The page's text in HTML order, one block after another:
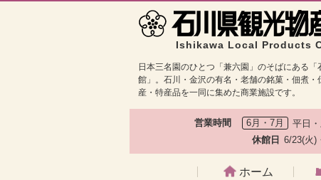
Ishikawa Local Products
日本三名園のひとつ「兼六園」のそばにある「
館」。石川・金沢の有名・老舗の銘菓・佃煮・
産・特産品を一同に集めた商業施設です。
営業時間 6月・7月 平日
休館日 6/23(火)
ホーム